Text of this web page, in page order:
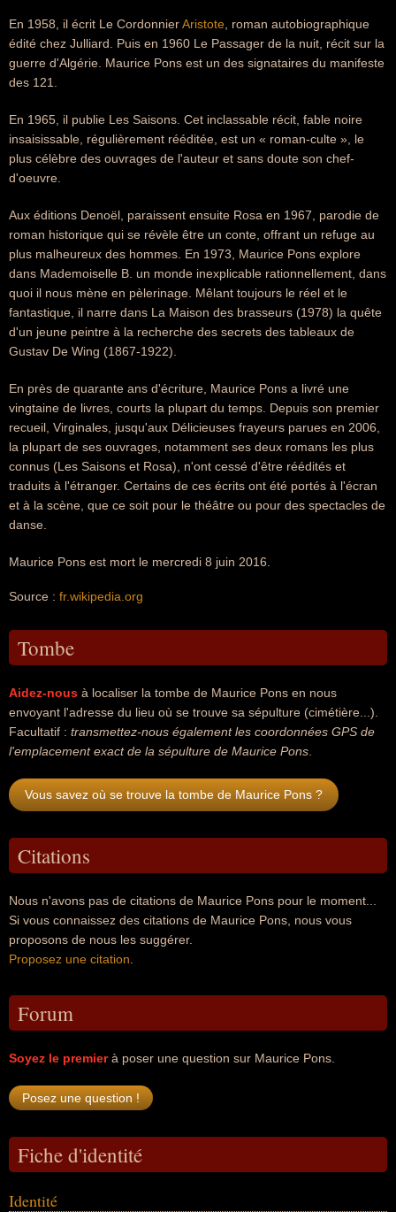
En 1958, il écrit Le CordonnierAristote , roman autobiographique
édité chez Julliard. Puis en 1960 Le Passager de la nuit, récit sur la
guerre d'Algérie. Maurice Pons est un des signataires du manifeste
des 121.
En 1965, il publie Les Saisons. Cet inclassable récit, fable noire
insaisissable, régulièrement rééditée, est un « roman-culte », le
plus célèbre des ouvrages de l'auteur et sans doute son chef-
d'oeuvre.
Aux éditions Denoël, paraissent ensuite Rosa en 1967, parodie de
roman historique qui se révèle être un conte, offrant un refuge au
plus malheureux des hommes. En 1973, Maurice Pons explore
dans Mademoiselle B. un monde inexplicable rationnellement, dans
quoi il nous mène en pèlerinage. Mêlant toujours le réel et le
fantastique, il narre dans La Maison des brasseurs (1978) la quête
d'un jeune peintre à la recherche des secrets des tableaux de
Gustav De Wing (1867-1922).
En près de quarante ans d'écriture, Maurice Pons a livré une
vingtaine de livres, courts la plupart du temps. Depuis son premier
recueil, Virginales, jusqu'aux Délicieuses frayeurs parues en 2006,
la plupart de ses ouvrages, notamment ses deux romans les plus
connus (Les Saisons et Rosa), n'ont cessé d'être réédités et
traduits à l'étranger. Certains de ces écrits ont été portés à l'écran
et à la scène, que ce soit pour le théâtre ou pour des spectacles de
danse.
Maurice Pons est mort le mercredi 8 juin 2016.
Source : fr.wikipedia.org
Tombe
Aidez-nous à localiser la tombe de Maurice Pons en nous
envoyant l'adresse du lieu où se trouve sa sépulture (cimétière...).
Facultatif : transmettez-nous également les coordonnées GPS de
l'emplacement exact de la sépulture de Maurice Pons
Vous savez où se trouve la tombe de Maurice Pons ?
Citations
Nous n'avons pas de citations de Maurice Pons pour le moment...
Si vous connaissez des citations de Maurice Pons, nous vous
proposons de nous les suggérer.
Proposez une citation
Forum
Soyez le premierà poser une question sur Maurice Pons.
Fiche d'identité
Identité